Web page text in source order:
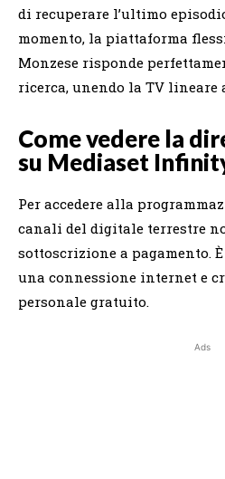
di recuperare l’ultimo
momento, la piattaforma
Monzese risponde
ricerca, unendo la TV lineare
Come vedere la
su Mediaset
Per accedere alla
canali del digitale terrestre
sottoscrizione a pagamento.
una connessione internet e
personale gratuito.
Ads